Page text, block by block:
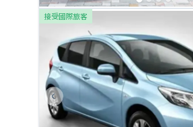
接受國際旅客
Previous slide